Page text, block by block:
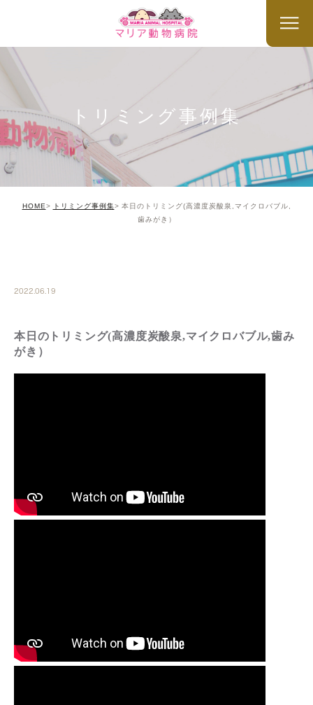
トリミング事例集
HOME トリミング事例集
本日のトリミング(高濃度炭酸泉,マイクロバブル,
歯みがき）
2022.06.19
本日のトリミング(高濃度炭酸泉,マイクロバブル,歯み
がき）